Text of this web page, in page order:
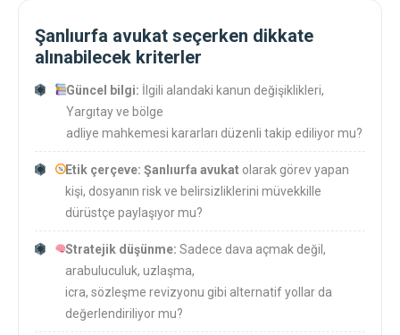
Şanlıurfa avukat seçerken dikkate
alınabilecek kriterler
Güncel bilgi: İlgili alandaki kanun değişiklikleri,
Yargıtay ve bölge
adliye mahkemesi kararları düzenli takip ediliyor mu?
Etik çerçeve: Şanlıurfa avukat olarak görev yapan
kişi, dosyanın risk ve belirsizliklerini müvekkille
dürüstçe paylaşıyor mu?
Stratejik düşünme: Sadece dava açmak değil,
arabuluculuk, uzlaşma,
icra, sözleşme revizyonu gibi alternatif yollar da
değerlendiriliyor mu?